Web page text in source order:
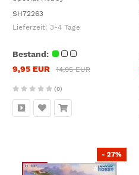
SH72263
Lieferzeit: 3-4 Tage
Bestand:
9,95 EUR
14,95 EUR
(0)
- 27%